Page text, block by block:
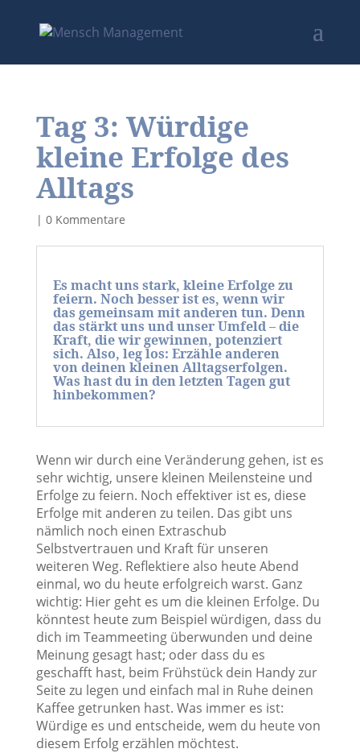
Tag 3: Würdige
kleine Erfolge des
Alltags
| 0 Kommentare
Es macht uns stark, kleine Erfolge zu
feiern. Noch besser ist es, wenn wir
das gemeinsam mit anderen tun. Denn
das stärkt uns und unser Umfeld – die
Kraft, die wir gewinnen, potenziert
sich. Also, leg los: Erzähle anderen
von deinen kleinen Alltagserfolgen.
Was hast du in den letzten Tagen gut
hinbekommen?
Wenn wir durch eine Veränderung gehen, ist es
sehr wichtig, unsere kleinen Meilensteine und
Erfolge zu feiern. Noch effektiver ist es, diese
Erfolge mit anderen zu teilen. Das gibt uns
nämlich noch einen Extraschub
Selbstvertrauen und Kraft für unseren
weiteren Weg. Reflektiere also heute Abend
einmal, wo du heute erfolgreich warst. Ganz
wichtig: Hier geht es um die kleinen Erfolge. Du
könntest heute zum Beispiel würdigen, dass du
dich im Teammeeting überwunden und deine
Meinung gesagt hast; oder dass du es
geschafft hast, beim Frühstück dein Handy zur
Seite zu legen und einfach mal in Ruhe deinen
Kaffee getrunken hast. Was immer es ist:
Würdige es und entscheide, wem du heute von
diesem Erfolg erzählen möchtest.